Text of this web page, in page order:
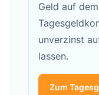
Geld auf
unverzinst
lassen.
Zum